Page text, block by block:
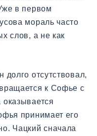
в первом
мораль часто
слов, а не как
долго отсутствовал,
к Софье с
принимает его
Чацкий сначала